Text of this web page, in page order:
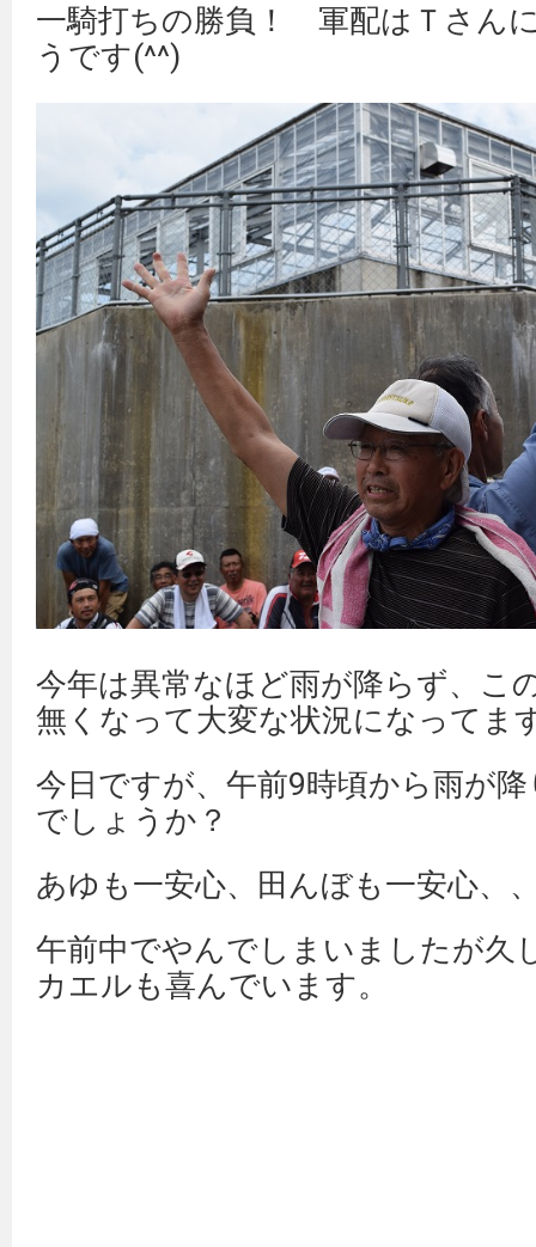
一騎打ちの勝負！ 軍配はＴさん
うです(^^)
今年は異常なほど雨が降らず、こ
無くなって大変な状況になってま
今日ですが、午前9時頃から雨が
でしょうか？
あゆも一安心、田んぼも一安心、
午前中でやんでしまいましたが久
カエルも喜んでいます。